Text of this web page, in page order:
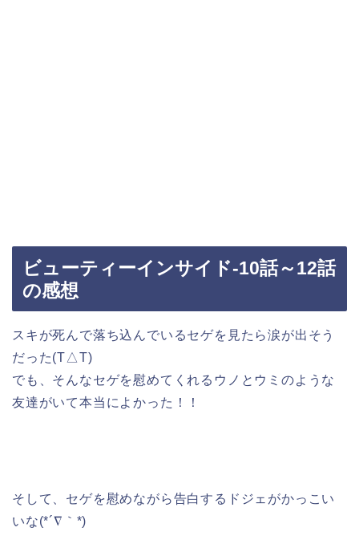
ビューティーインサイド-10話～12話
の感想
スキが死んで落ち込んでいるセゲを見たら涙が出そう
だった(T△T)
でも、そんなセゲを慰めてくれるウノとウミのような
友達がいて本当によかった！！
そして、セゲを慰めながら告白するドジェがかっこい
いな(*´∇｀*)